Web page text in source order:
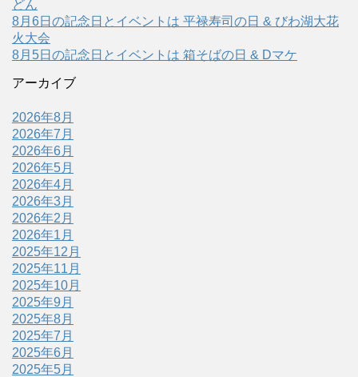
どん
8月6日の記念日とイベントは 平禄寿司の日 & びわ湖大花
火大会
8月5日の記念日とイベントは 箱そばの日 & Dマケ
アーカイブ
2026年8月
2026年7月
2026年6月
2026年5月
2026年4月
2026年3月
2026年2月
2026年1月
2025年12月
2025年11月
2025年10月
2025年9月
2025年8月
2025年7月
2025年6月
2025年5月